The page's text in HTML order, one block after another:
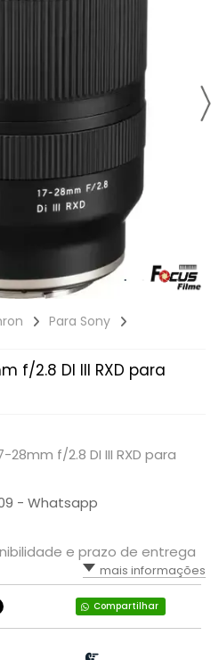
Para Sony
f/2.8 DI III RXD para
28mm f/2.8 DI III RXD para
- Whatsapp
e prazo de entrega
mais informações
Compartilhar